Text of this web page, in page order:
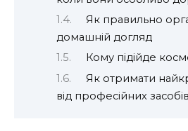
Як правильно
домашній догляд
Кому підійде
Як отримати
від професійних засобів